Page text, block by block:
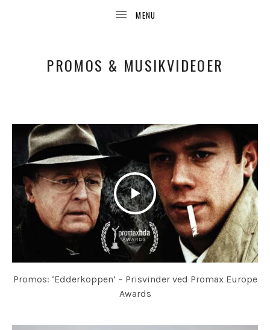
PROMOS & MUSIKVIDEOER
Promos: ‘Edderkoppen’ – Prisvinder ved Promax Europe
Awards